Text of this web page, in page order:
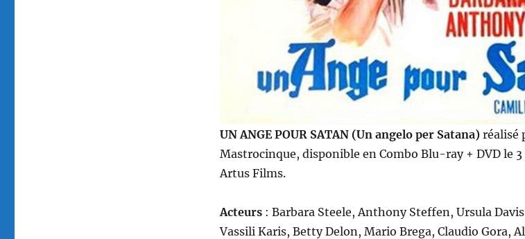
UN ANGE POUR SATAN (Un angelo per Satana) réalisé
Mastrocinque, disponible en Combo Blu-ray + DVD le
Artus Films.
Acteurs: Barbara Steele, Anthony Steffen, Ursula
Vassili Karis, Betty Delon, Mario Brega, Claudio Gora,